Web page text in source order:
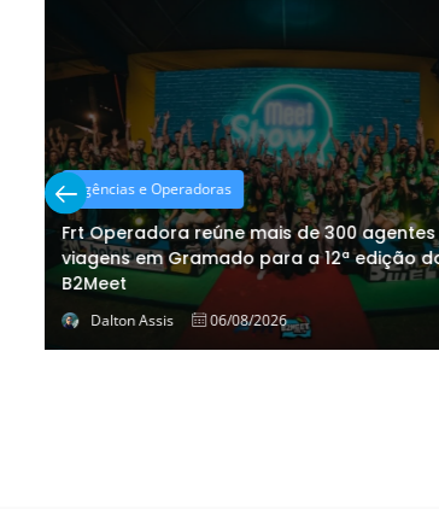
Gastronomia
Dia dos Pais: Lindt reúne chocolates para
diferentes perfis de presente; confira
sugestões
Dalton Assis 06/08/2026